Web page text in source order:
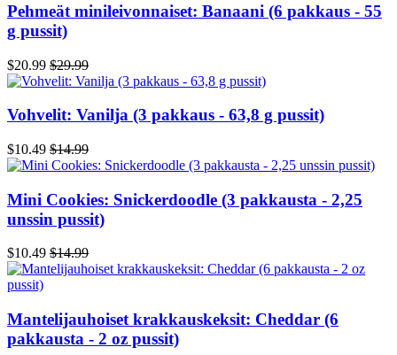
Pehmeät minileivonnaiset: Banaani (6 pakkaus - 55
g pussit)
$20.99 $29.99
Vohvelit: Vanilja (3 pakkaus - 63,8 g pussit)
$10.49 $14.99
Mini Cookies: Snickerdoodle (3 pakkausta - 2,25
unssin pussit)
$10.49 $14.99
Mantelijauhoiset krakkauskeksit: Cheddar (6
pakkausta - 2 oz pussit)